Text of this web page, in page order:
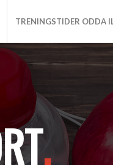
TRENINGSTIDER ODDA
.